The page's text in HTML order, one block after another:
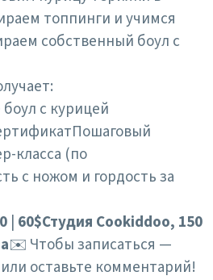
топпинги и учимся
собственный боул с
с курицей
Пошаговый
класса (по
с ножом и гордость за
60$Студия Cookiddoo, 150
✉️ Чтобы записаться —
оставьте комментарий!